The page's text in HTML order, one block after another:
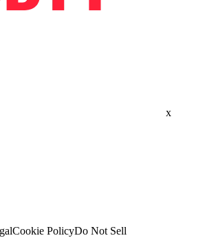
x
Cookie PolicyDo Not Sell